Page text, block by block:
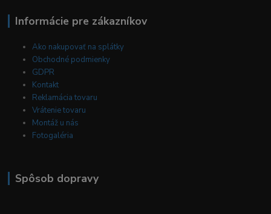
Informácie pre zákazníkov
Ako nakupovať na splátky
Obchodné podmienky
GDPR
Kontakt
Reklamácia tovaru
Vrátenie tovaru
Montáž u nás
Fotogaléria
Spôsob dopravy